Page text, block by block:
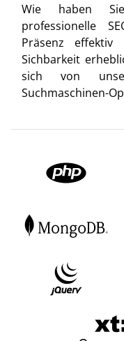
Wie haben
professionelle
Präsenz
Sichbarkeit
sich von
Suchmaschinen-